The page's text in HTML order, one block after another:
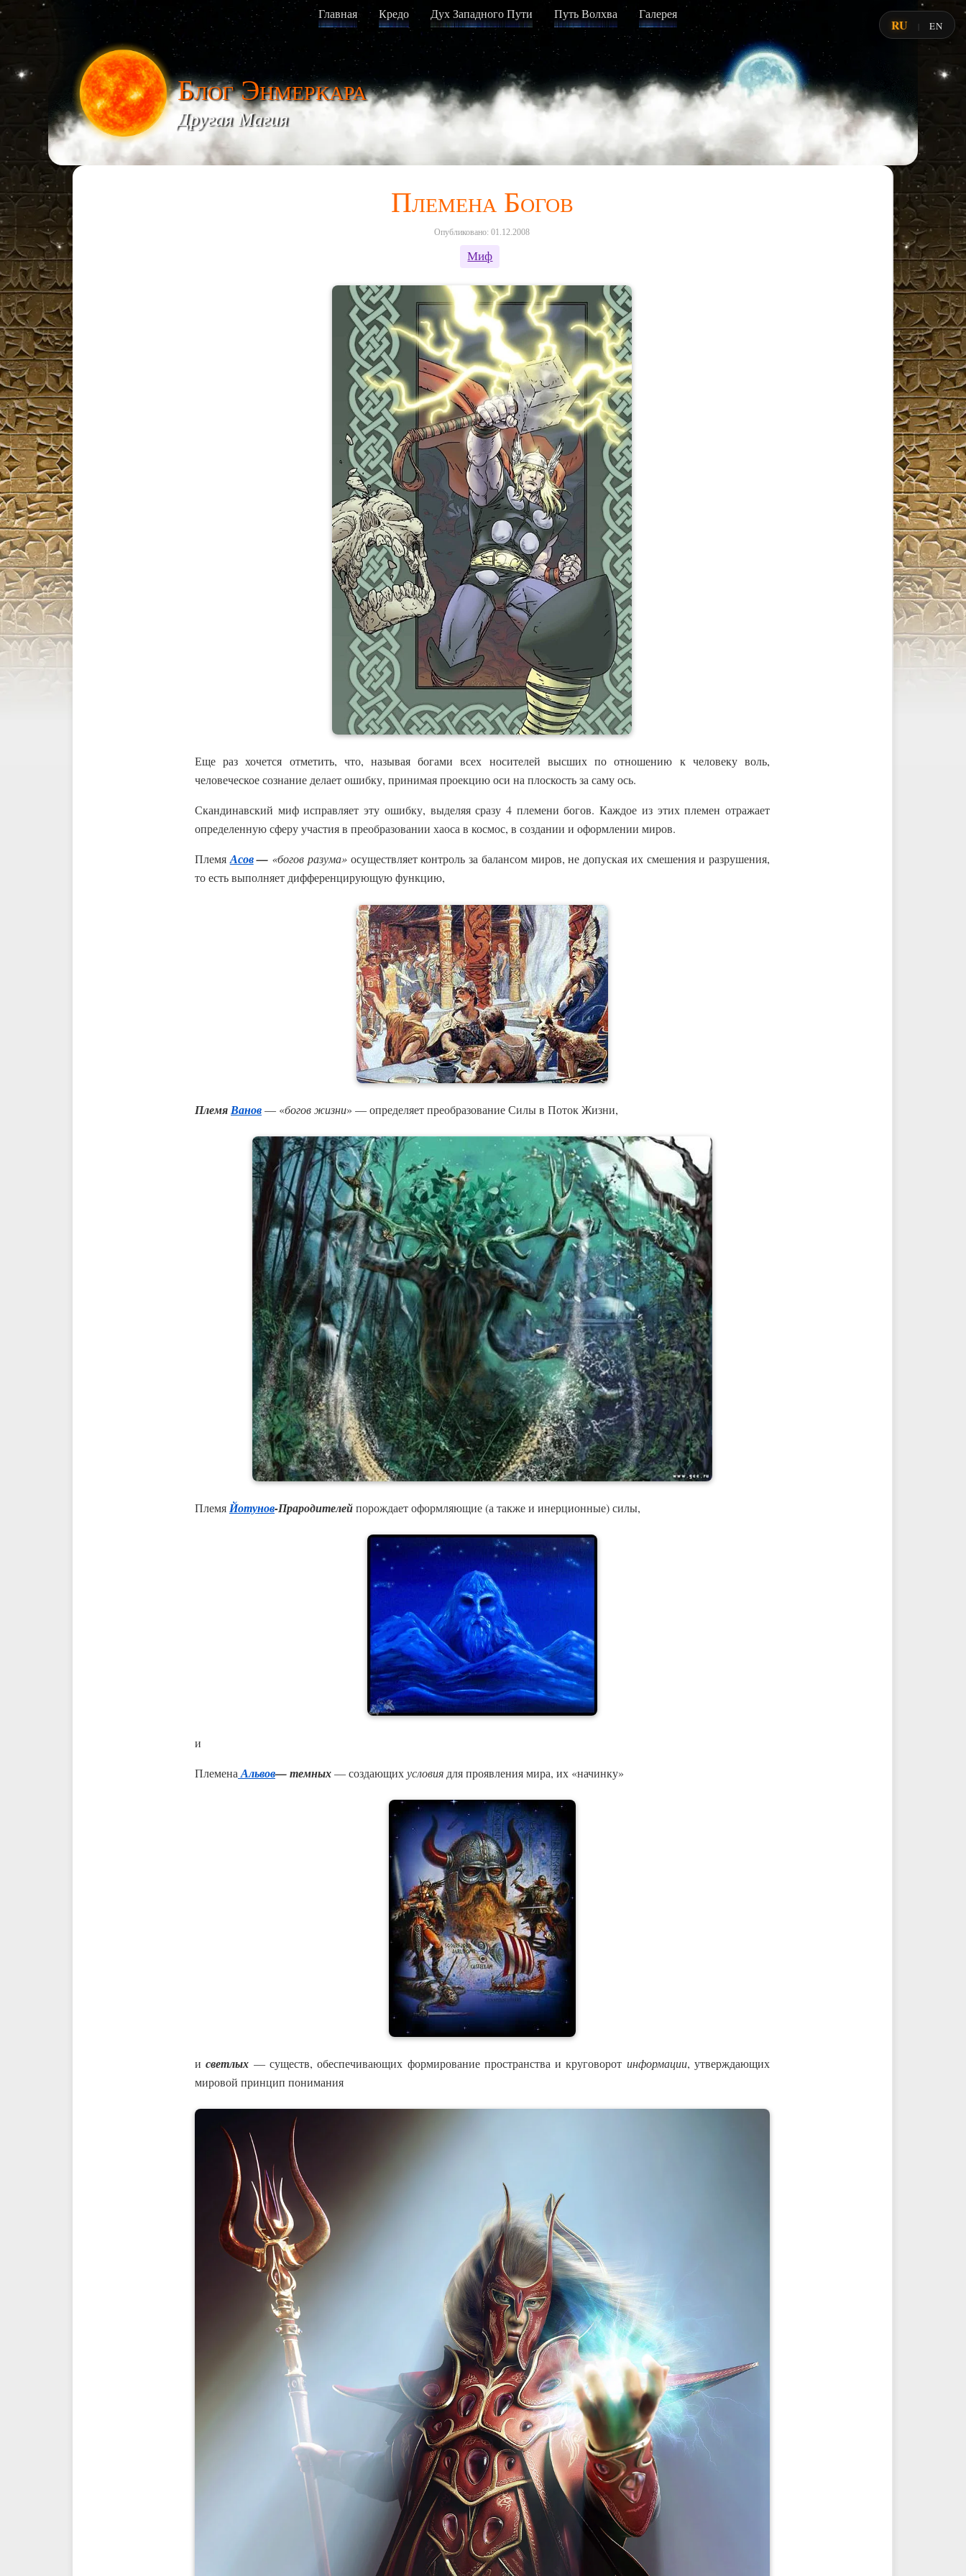
Главная Кредо Дух Западного Пути Путь Волхва Галерея
Блог Энмеркара
Другая Магия
Племена Богов
Опубликовано: 01.12.2008
Миф
Еще раз хочется отметить, что, называя богами всех носителей высших по отношению к человеку воль,
человеческое сознание делает ошибку, принимая проекцию оси на плоскость за саму ось.
Скандинавский миф исправляет эту ошибку, выделяя сразу 4 племени богов. Каждое из этих племен отражает
определенную сферу участия в преобразовании хаоса в космос, в создании и оформлении миров.
ПлемяАсов— «богов разума» осуществляет контроль за балансом миров, не допуская их смешения и разрушения,
то есть выполняет дифференцирующую функцию,
ПлемяВанов— «богов жизни» — определяет преобразование Силы в Поток Жизни,
ПлемяЙотунов-Прародителейпорождает оформляющие (а также и инерционные) силы,
и
ПлеменаАльвов— темных— создающихусловиядля проявления мира, их «начинку»
исветлых — существ, обеспечивающих формирование пространства и круговорот информации, утверждающих
мировой принцип понимания
RU | EN